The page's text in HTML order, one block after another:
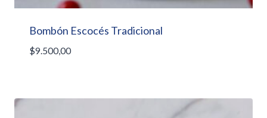
Bombón Escocés Tradicional
$9.500,00